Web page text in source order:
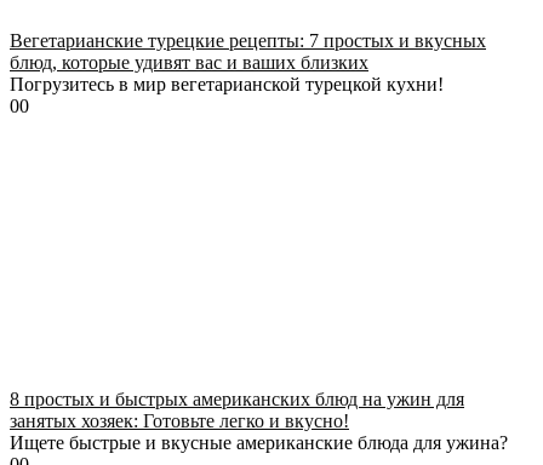
Вегетарианские турецкие рецепты: 7 простых и вкусных
блюд, которые удивят вас и ваших близких
Погрузитесь в мир вегетарианской турецкой кухни!
00
8 простых и быстрых американских блюд на ужин для
занятых хозяек: Готовьте легко и вкусно!
Ищете быстрые и вкусные американские блюда для ужина?